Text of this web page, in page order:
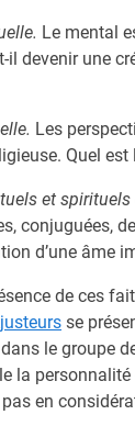
Le mental
il devenir une
Les
Quel
et spirituels
conjuguées,
d’une âme
de ces
se
le groupe
la
pas en